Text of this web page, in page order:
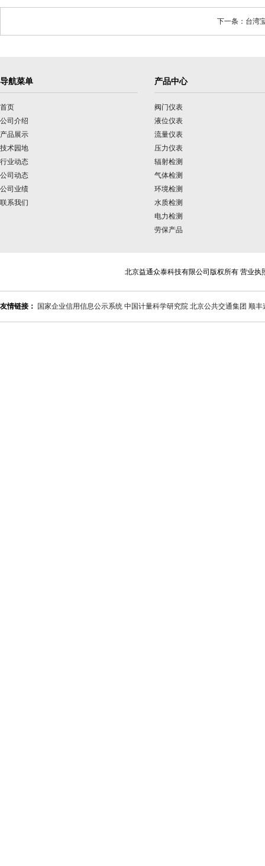
下一条：台湾
导航菜单
首页
公司介绍
产品展示
技术园地
行业动态
公司动态
公司业绩
联系我们
产品中心
阀门仪表
液位仪表
流量仪表
压力仪表
辐射检测
气体检测
环境检测
水质检测
电力检测
劳保产品
北京益通众泰科技有限公司版权所有 营业执
友情链接： 国家企业信用信息公示系统 中国计量科学研究院 北京公共交通集团 顺丰